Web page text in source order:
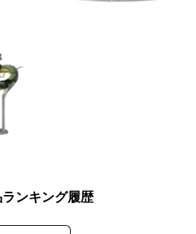
ンキング履歴